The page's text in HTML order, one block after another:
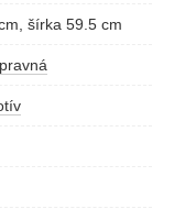
šírka 59.5 cm